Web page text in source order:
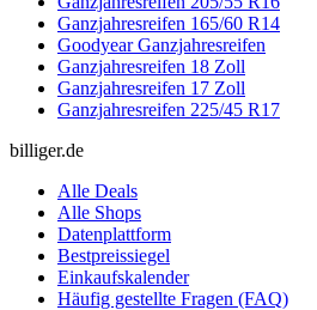
Ganzjahresreifen 165/60 R14
Goodyear Ganzjahresreifen
Ganzjahresreifen 18 Zoll
Ganzjahresreifen 17 Zoll
Ganzjahresreifen 225/45 R17
billiger.de
Alle Deals
Alle Shops
Datenplattform
Bestpreissiegel
Einkaufskalender
Häufig gestellte Fragen (FAQ)